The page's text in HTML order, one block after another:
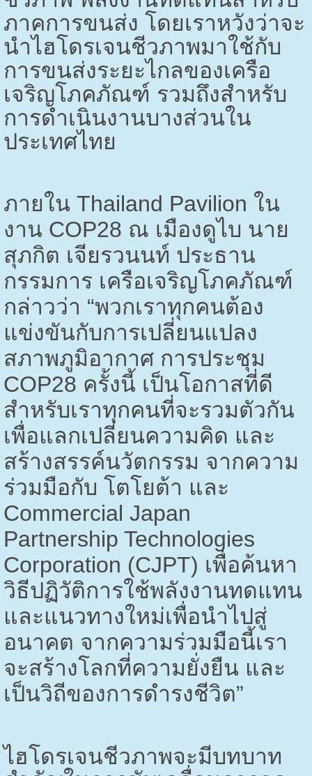
ภาคการขนส่ง โดยเราหวังว่าจะ
นำไฮโดรเจนชีวภาพมาใช้กับ
การขนส่งระยะไกลของเครือ
เจริญโภคภัณฑ์ รวมถึงสำหรับ
การดำเนินงานบางส่วนใน
ประเทศไทย
ภายใน Thailand Pavilion ใน
งาน COP28 ณ เมืองดูไบ นาย
สุภกิต เจียรวนนท์ ประธาน
กรรมการ เครือเจริญโภคภัณฑ์
กล่าวว่า “พวกเราทุกคนต้อง
แข่งขันกับการเปลี่ยนแปลง
สภาพภูมิอากาศ การประชุม
COP28 ครั้งนี้ เป็นโอกาสที่ดี
สำหรับเราทุกคนที่จะรวมตัวกัน
เพื่อแลกเปลี่ยนความคิด และ
สร้างสรรค์นวัตกรรม จากความ
ร่วมมือกับ โตโยต้า และ
Commercial Japan
Partnership Technologies
Corporation (CJPT) เพื่อค้นหา
วิธีปฏิวัติการใช้พลังงานทดแทน
และแนวทางใหม่เพื่อนำไปสู่
อนาคต จากความร่วมมือนี้เรา
จะสร้างโลกที่ความยั่งยืน และ
เป็นวิถีของการดำรงชีวิต”
ไฮโดรเจนชีวภาพจะมีบทบาท